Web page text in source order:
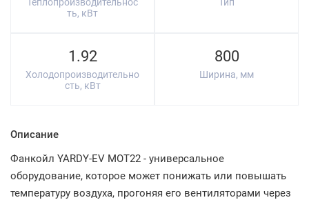
ть, кВт
1.92
Холодопроизводительно
сть, кВт
800
Ширина, мм
Описание
Фанкойл YARDY-EV MOT22 - универсальное
оборудование, которое может понижать или повышать
температуру воздуха, прогоняя его вентиляторами через